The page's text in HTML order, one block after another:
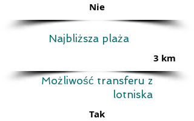
Nie
Możliwość transferu z
lotniska
Tak
Najbliższa plaża
3 km